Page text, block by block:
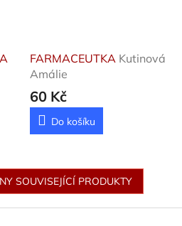
FARMACEUTKA Kutinová
Amálie
60 Kč
Do košíku
SOUVISEJÍCÍ PRODUKTY